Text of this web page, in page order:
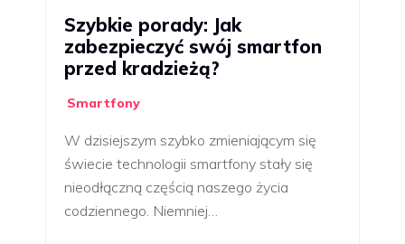
Szybkie porady: Jak
zabezpieczyć swój smartfon
przed kradzieżą?
Smartfony
W dzisiejszym szybko zmieniającym się
świecie technologii smartfony stały się
nieodłączną częścią naszego życia
codziennego. Niemniej…